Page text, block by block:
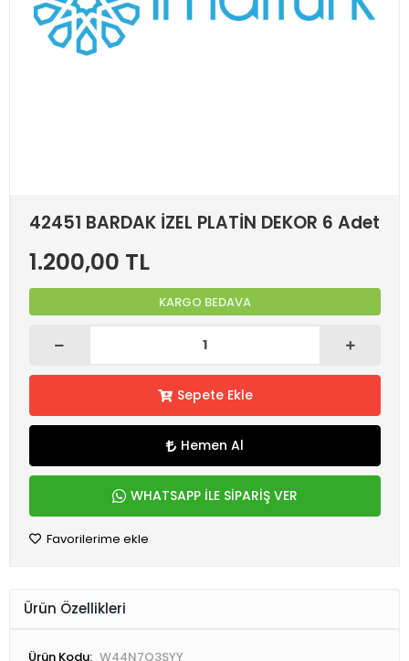
42451 BARDAK İZEL PLATİN DEKOR 6 Adet
1.200,00 TL
KARGO BEDAVA
Sepete Ekle
Hemen Al
WHATSAPP İLE SİPARİŞ VER
Favorilerime ekle
Ürün Özellikleri
Ürün Kodu: W44N7Q3SYY